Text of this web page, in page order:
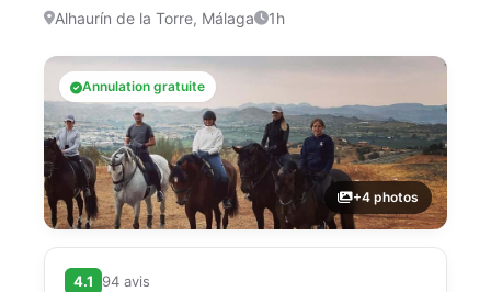
Alhaurín de la Torre, Málaga 1h
Annulation gratuite
+4 photos
4.1
94 avis